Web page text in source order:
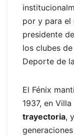
por y para el
presidente
los clubes
Deporte de
El Fénix
1937, en
trayectoria,